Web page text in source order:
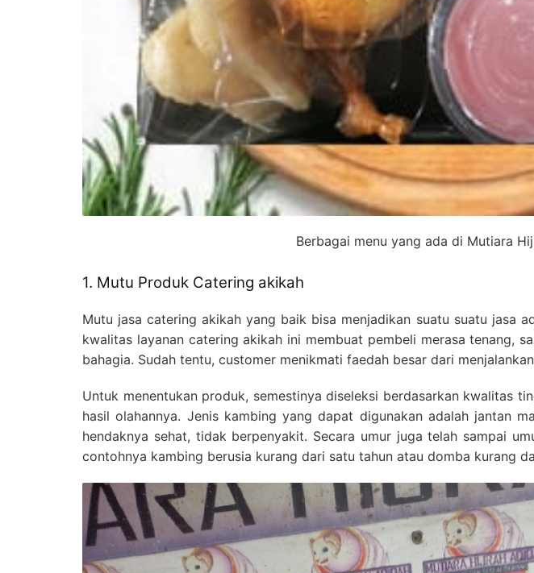
Berbagai menu yang ada di Mutiara
1. Mutu Produk Catering akikah
Mutu jasa catering akikah yang baik bisa menjadikan suatu suatu jasa
kwalitas layanan catering akikah ini membuat pembeli merasa tenang,
bahagia. Sudah tentu, customer menikmati faedah besar dari
Untuk menentukan produk, semestinya diseleksi berdasarkan kwalitas
hasil olahannya. Jenis kambing yang dapat digunakan adalah jantan
hendaknya sehat, tidak berpenyakit. Secara umur juga telah sampai
contohnya kambing berusia kurang dari satu tahun atau domba kurang